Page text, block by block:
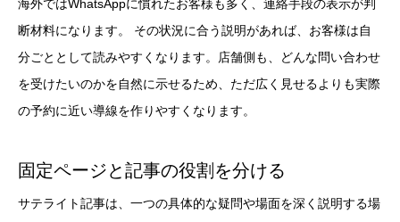
海外ではWhatsAppに慣れたお客様も多く、連絡手段の表示が判
断材料になります。 その状況に合う説明があれば、お客様は自
分ごととして読みやすくなります。店舗側も、どんな問い合わせ
を受けたいのかを自然に示せるため、ただ広く見せるよりも実際
の予約に近い導線を作りやすくなります。
固定ページと記事の役割を分ける
サテライト記事は、一つの具体的な疑問や場面を深く説明する場